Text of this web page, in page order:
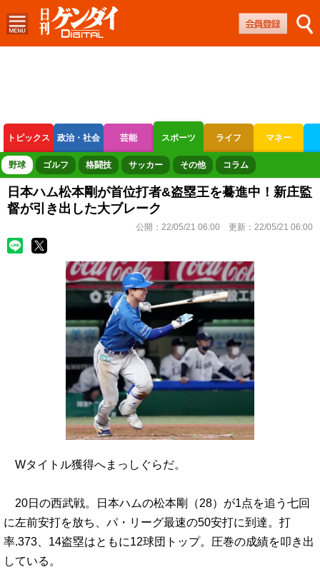
トピックス 政治・社会 芸能 スポーツ ライフ マネー
ボートレース 競輪 オートレース
野球 ゴルフ 格闘技 サッカー その他 コラム
日本ハム松本剛が首位打者&盗塁王を驀進中！新庄監
督が引き出した大ブレーク
公開： 22/05/21 06:00 更新： 22/05/21 06:00
Wタイトル獲得へまっしぐらだ。
20日の西武戦。日本ハムの松本剛（28）が1点を追う七回
に左前安打を放ち、パ・リーグ最速の50安打に到達。打
率.373、14盗塁はともに12球団トップ。圧巻の成績を叩き出
している。